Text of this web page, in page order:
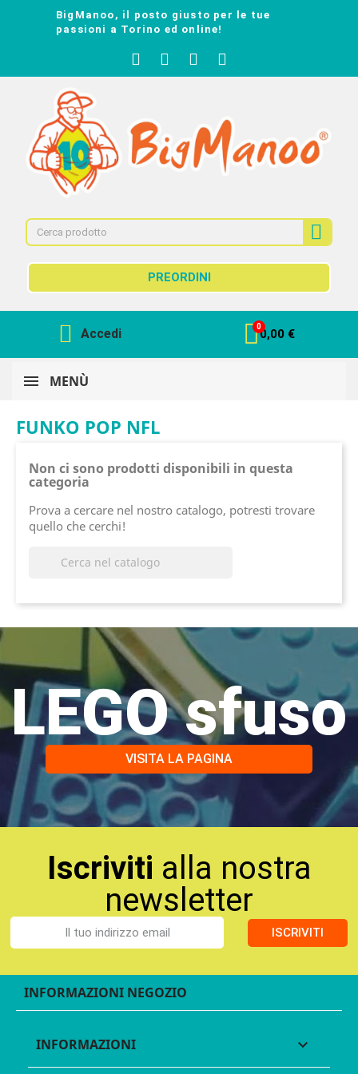
BigManoo, il posto giusto per le tue
passioni a Torino ed online!
PREORDINI
Accedi 0,00 €
MENÙ
FUNKO POP NFL
Non ci sono prodotti disponibili in questa
categoria
Prova a cercare nel nostro catalogo, potresti trovare
quello che cerchi!
LEGO sfuso
VISITA LA PAGINA
Iscriviti alla nostra
newsletter
ISCRIVITI
INFORMAZIONI NEGOZIO
INFORMAZIONI 